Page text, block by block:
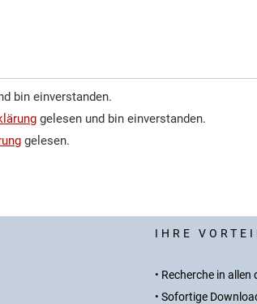
bin einverstanden.
gelesen und bin einverstanden.
gelesen.
IHRE
• Recherche in
• Sofortige